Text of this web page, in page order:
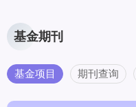
基金期刊
基金项目 期刊查询